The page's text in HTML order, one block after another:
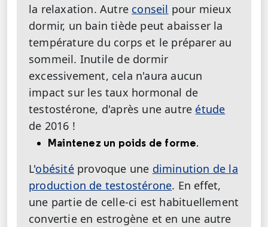
la relaxation. Autre conseil pour mieux
dormir, un bain tiède peut abaisser la
température du corps et le préparer au
sommeil. Inutile de dormir
excessivement, cela n'aura aucun
impact sur les taux hormonal de
testostérone, d'après une autre étude
de 2016 !
Maintenez un poids de forme.
L'obésitéprovoque une diminution de la
production de testostérone. En effet,
une partie de celle-ci est habituellement
convertie en estrogène et en une autre